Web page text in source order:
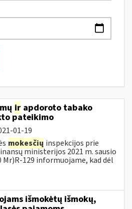
ir apdoroto tabako
pateikimo
01-19
mokesčių inspekcijos prie
ministerijos 2021 m. sausio
Mr)R-129 informuojame, kad dėl
išmokėtų išmokų,